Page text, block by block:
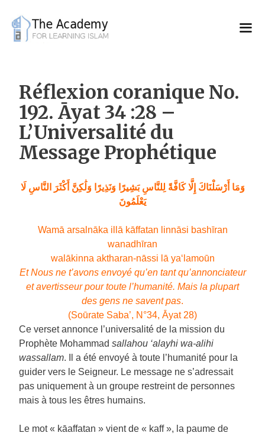
content
Réflexion coranique No.
192. Āyat 34 :28 –
L’Universalité du
Message Prophétique
وَمَا أَرْسَلْنَاكَ إِلَّا كَافَّةً لِلنَّاسِ بَشِيرًا وَنَذِيرًا وَلَٰكِنَّ أَكْثَرَ النَّاسِ لَا
يَعْلَمُونَ
Wamā arsalnāka illā kāffatan linnāsi bashīran
wanadhīran
walākinna aktharan-nāssi lā ya‘lamoūn
Et Nous ne t’avons envoyé qu’en tant qu’annonciateur
et avertisseur pour toute l’humanité. Mais la plupart
des gens ne savent pas.
(Soūrate Saba’, N°34, Āyat 28)
Ce verset annonce l’universalité de la mission du
Prophète Mohammad sallahou ‘alayhi wa-alihi
wassallam. Il a été envoyé à toute l’humanité pour la
guider vers le Seigneur. Le message ne s’adressait
pas uniquement à un groupe restreint de personnes
mais à tous les êtres humains.
Le mot « kāaffatan » vient de « kaff », la paume de